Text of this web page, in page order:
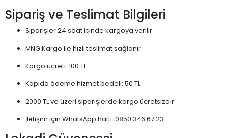
Sipariş ve Teslimat Bilgileri
Siparişler 24 saat içinde kargoya verilir
MNG Kargo ile hızlı teslimat sağlanır
Kargo ücreti: 100 TL
Kapıda ödeme hizmet bedeli: 50 TL
2000 TL ve üzeri siparişlerde kargo ücretsizdir
İletişim için WhatsApp hattı: 0850 346 67 23